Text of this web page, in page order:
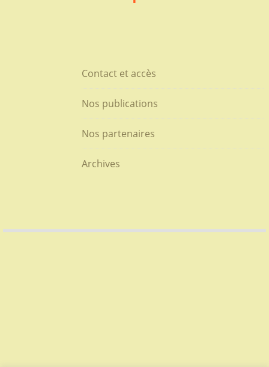
Contact et accès
Nos publications
Nos partenaires
Archives